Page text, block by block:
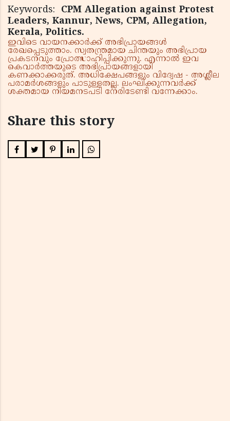
Keywords: CPM Allegation against Protest
Leaders, Kannur, News, CPM, Allegation,
Kerala, Politics.
ഇവിടെ വായനക്കാർക്ക് അഭിപ്രായങ്ങൾ
രേഖപ്പെടുത്താം. സ്വതന്ത്രമായ ചിന്തയും അഭിപ്രായ
പ്രകടനവും പ്രോത്സാഹിപ്പിക്കുന്നു. എന്നാൽ ഇവ
കെവാർത്തയുടെ അഭിപ്രായങ്ങളായി
കണക്കാക്കരുത്. അധിക്ഷേപങ്ങളും വിദ്വേഷ - അശ്ലീല
പരാമർശങ്ങളും പാടുള്ളതല്ല. ലംഘിക്കുന്നവർക്ക്
ശക്തമായ നിയമനടപടി നേരിടേണ്ടി വന്നേക്കാം.
Share this story